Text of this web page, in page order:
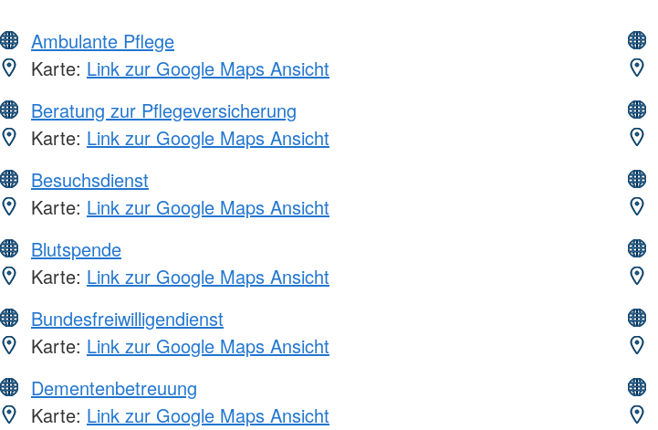
Ambulante Pflege
Karte: Link zur Google Maps Ansicht
Beratung zur Pflegeversicherung
Karte: Link zur Google Maps Ansicht
Besuchsdienst
Karte: Link zur Google Maps Ansicht
Blutspende
Karte: Link zur Google Maps Ansicht
Bundesfreiwilligendienst
Karte: Link zur Google Maps Ansicht
Dementenbetreuung
Karte: Link zur Google Maps Ansicht